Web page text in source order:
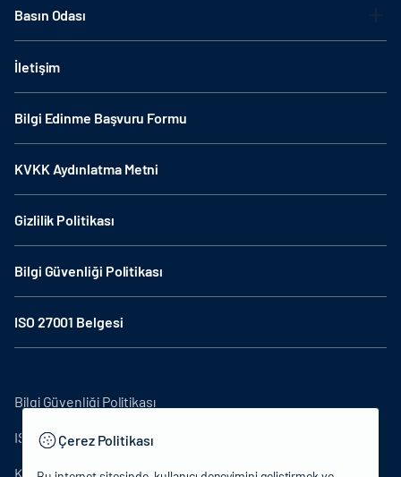
Basın Odası
İletişim
Bilgi Edinme Başvuru Formu
KVKK Aydınlatma Metni
Gizlilik Politikası
Bilgi Güvenliği Politikası
ISO 27001 Belgesi
Bilgi Güvenliği Politikası
ISO27001
KVKK Aydınlatma Metni
Çerez Politikası